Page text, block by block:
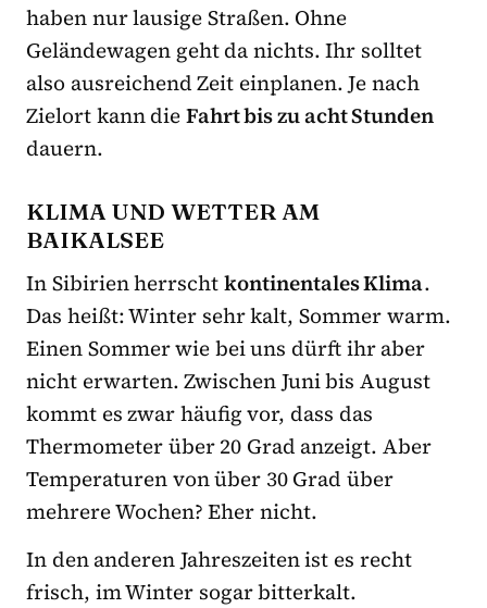
haben nur lausige Straßen. Ohne
Geländewagen geht da nichts. Ihr solltet
also ausreichend Zeit einplanen. Je nach
Zielort kann dieFahrt bis zu acht Stunden
dauern.
KLIMA UND WETTER AM
BAIKALSEE
In Sibirien herrschtkontinentales Klima.
Das heißt: Winter sehr kalt, Sommer warm.
Einen Sommer wie bei uns dürft ihr aber
nicht erwarten. Zwischen Juni bis August
kommt es zwar häufig vor, dass das
Thermometer über 20 Grad anzeigt. Aber
Temperaturen von über 30 Grad über
mehrere Wochen? Eher nicht.
In den anderen Jahreszeiten ist es recht
frisch, im Winter sogar bitterkalt.